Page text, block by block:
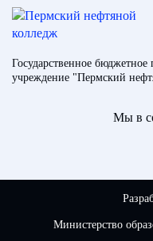
Государственное бюджетное
учреждение "Пермский
Мы в
Министерство